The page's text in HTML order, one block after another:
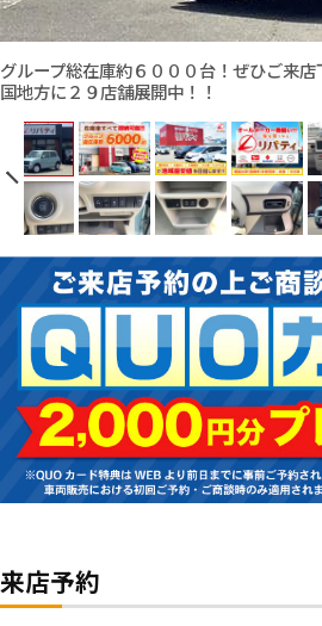
グループ総在庫約６０００台！ぜひご来
国地方に２９店舗展開中！！
来店予約